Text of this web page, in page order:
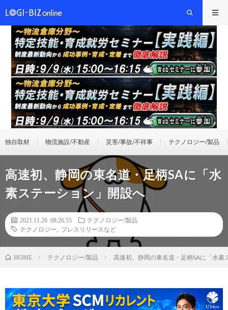
独自取材 物流施設/不動産 災害/事故/不祥事 テクノロジー/製品
高速初、静岡の東名道・足柄SAに「水
素ステーション」開設へ
2021.11.26 08:26:55
テクノロジー/製品
テクノロジー
プレスリリースなど
HOME テクノロジー/製品 高速初、静岡の東名道・足柄SAに「水素